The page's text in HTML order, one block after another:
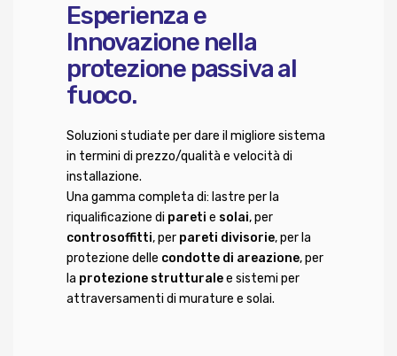
Esperienza e
Innovazione nella
protezione passiva al
fuoco.
Soluzioni studiate per dare il migliore sistema
in termini di prezzo/qualità e velocità di
installazione.
Una gamma completa di: lastre per la
riqualificazione di pareti e solai, per
controsoffitti, per pareti divisorie, per la
protezione delle condotte di areazione, per
la protezione strutturalee sistemi per
attraversamenti di murature e solai.